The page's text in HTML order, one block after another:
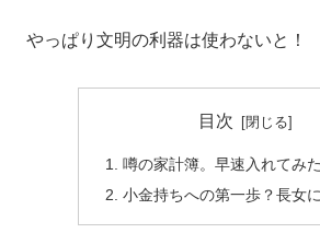
やっぱり文明の利器は使わないと！
目次
噂の家計簿。早速入れてみた
小金持ちへの第一歩？長女に